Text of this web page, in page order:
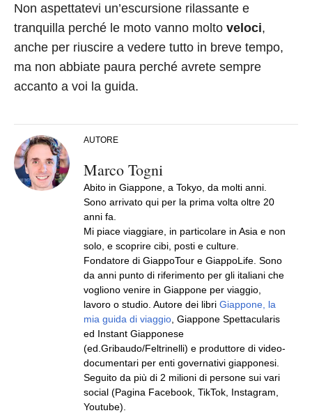
Non aspettatevi un’escursione rilassante e
tranquilla perché le moto vanno molto veloci,
anche per riuscire a vedere tutto in breve tempo,
ma non abbiate paura perché avrete sempre
accanto a voi la guida.
AUTORE
Marco Togni
Abito in Giappone, a Tokyo, da molti anni.
Sono arrivato qui per la prima volta oltre 20
anni fa.
Mi piace viaggiare, in particolare in Asia e non
solo, e scoprire cibi, posti e culture.
Fondatore di GiappoTour e GiappoLife. Sono
da anni punto di riferimento per gli italiani che
vogliono venire in Giappone per viaggio,
lavoro o studio. Autore dei libri Giappone, la
mia guida di viaggio , Giappone Spettacularis
ed Instant Giapponese
(ed.Gribaudo/Feltrinelli) e produttore di video-
documentari per enti governativi giapponesi.
Seguito da più di 2 milioni di persone sui vari
social (Pagina Facebook, TikTok, Instagram,
Youtube).